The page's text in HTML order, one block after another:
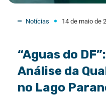
Notícias 14 de maio de
“Aguas do
Análise da
no Lago